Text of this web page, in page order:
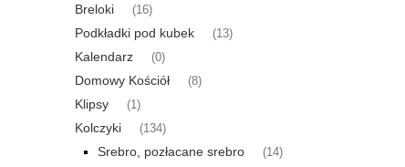
Breloki (16)
Podkładki pod kubek (13)
Kalendarz (0)
Domowy Kościół (8)
Klipsy (1)
Kolczyki (134)
Srebro, pozłacane srebro (14)